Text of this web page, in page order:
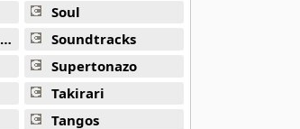
Soul
Soundtracks
Supertonazo
Takirari
Tangos